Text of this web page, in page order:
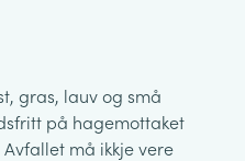
gras, lauv og små
på hagemottaket
må ikkje vere